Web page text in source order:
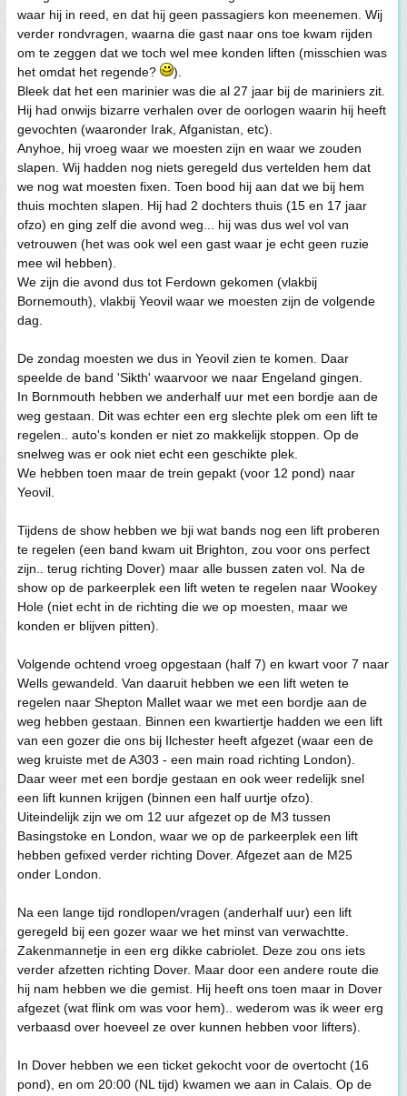
waar hij in reed, en dat hij geen passagiers kon meenemen. Wij
verder rondvragen, waarna die gast naar ons toe kwam rijden
om te zeggen dat we toch wel mee konden liften (misschien was
het omdat het regende?
).
Bleek dat het een marinier was die al 27 jaar bij de mariniers zit.
Hij had onwijs bizarre verhalen over de oorlogen waarin hij heeft
gevochten (waaronder Irak, Afganistan, etc).
Anyhoe, hij vroeg waar we moesten zijn en waar we zouden
slapen. Wij hadden nog niets geregeld dus vertelden hem dat
we nog wat moesten fixen. Toen bood hij aan dat we bij hem
thuis mochten slapen. Hij had 2 dochters thuis (15 en 17 jaar
ofzo) en ging zelf die avond weg... hij was dus wel vol van
vetrouwen (het was ook wel een gast waar je echt geen ruzie
mee wil hebben).
We zijn die avond dus tot Ferdown gekomen (vlakbij
Bornemouth), vlakbij Yeovil waar we moesten zijn de volgende
dag.
De zondag moesten we dus in Yeovil zien te komen. Daar
speelde de band 'Sikth' waarvoor we naar Engeland gingen.
In Bornmouth hebben we anderhalf uur met een bordje aan de
weg gestaan. Dit was echter een erg slechte plek om een lift te
regelen.. auto's konden er niet zo makkelijk stoppen. Op de
snelweg was er ook niet echt een geschikte plek.
We hebben toen maar de trein gepakt (voor 12 pond) naar
Yeovil.
Tijdens de show hebben we bji wat bands nog een lift proberen
te regelen (een band kwam uit Brighton, zou voor ons perfect
zijn.. terug richting Dover) maar alle bussen zaten vol. Na de
show op de parkeerplek een lift weten te regelen naar Wookey
Hole (niet echt in de richting die we op moesten, maar we
konden er blijven pitten).
Volgende ochtend vroeg opgestaan (half 7) en kwart voor 7 naar
Wells gewandeld. Van daaruit hebben we een lift weten te
regelen naar Shepton Mallet waar we met een bordje aan de
weg hebben gestaan. Binnen een kwartiertje hadden we een lift
van een gozer die ons bij Ilchester heeft afgezet (waar een de
weg kruiste met de A303 - een main road richting London).
Daar weer met een bordje gestaan en ook weer redelijk snel
een lift kunnen krijgen (binnen een half uurtje ofzo).
Uiteindelijk zijn we om 12 uur afgezet op de M3 tussen
Basingstoke en London, waar we op de parkeerplek een lift
hebben gefixed verder richting Dover. Afgezet aan de M25
onder London.
Na een lange tijd rondlopen/vragen (anderhalf uur) een lift
geregeld bij een gozer waar we het minst van verwachtte.
Zakenmannetje in een erg dikke cabriolet. Deze zou ons iets
verder afzetten richting Dover. Maar door een andere route die
hij nam hebben we die gemist. Hij heeft ons toen maar in Dover
afgezet (wat flink om was voor hem).. wederom was ik weer erg
verbaasd over hoeveel ze over kunnen hebben voor lifters).
In Dover hebben we een ticket gekocht voor de overtocht (16
pond), en om 20:00 (NL tijd) kwamen we aan in Calais. Op de